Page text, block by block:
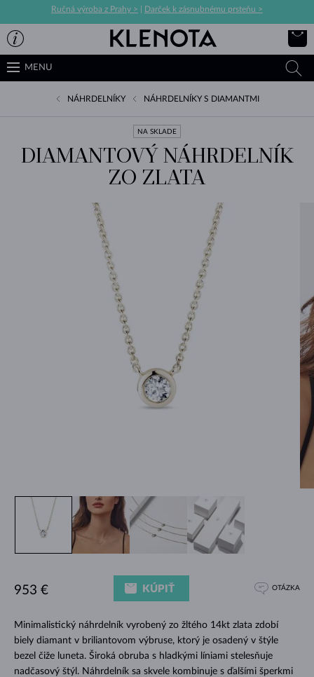
Ručná výroba z Prahy > Darček k zásnubnému prsteňu >
MENU
NÁHRDELNÍKY NÁHRDELNÍKY S DIAMANTMI
NA SKLADE
DIAMANTOVÝ NÁHRDELNÍK
ZO ZLATA
Minimalistický náhrdelník vyrobený zo žltého 14kt zlata zdobí
biely diamant v briliantovom výbruse, ktorý je osadený v štýle
bezel čiže luneta. Široká obruba s hladkými líniami stelesňuje
nadčasový štýl. Náhrdelník sa skvele kombinuje s ďalšími šperkmi
953 € KÚPIŤ OTÁZKA